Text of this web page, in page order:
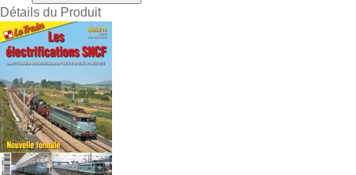
Détails du Produit